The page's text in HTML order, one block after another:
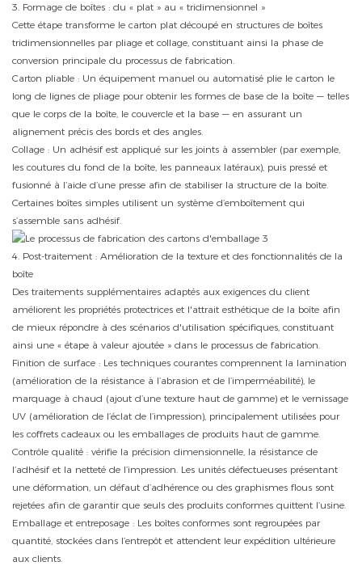
3. Formage de boîtes : du « plat » au « tridimensionnel »
Cette étape transforme le carton plat découpé en structures de boîtes
tridimensionnelles par pliage et collage, constituant ainsi la phase de
conversion principale du processus de fabrication.
Carton pliable : Un équipement manuel ou automatisé plie le carton le
long de lignes de pliage pour obtenir les formes de base de la boîte — telles
que le corps de la boîte, le couvercle et la base — en assurant un
alignement précis des bords et des angles.
Collage : Un adhésif est appliqué sur les joints à assembler (par exemple,
les coutures du fond de la boîte, les panneaux latéraux), puis pressé et
fusionné à l’aide d’une presse afin de stabiliser la structure de la boîte.
Certaines boîtes simples utilisent un système d’emboîtement qui
s’assemble sans adhésif.
4. Post-traitement : Amélioration de la texture et des fonctionnalités de la
boîte
Des traitements supplémentaires adaptés aux exigences du client
améliorent les propriétés protectrices et l'attrait esthétique de la boîte afin
de mieux répondre à des scénarios d'utilisation spécifiques, constituant
ainsi une « étape à valeur ajoutée » dans le processus de fabrication.
Finition de surface : Les techniques courantes comprennent la lamination
(amélioration de la résistance à l’abrasion et de l’imperméabilité), le
marquage à chaud (ajout d’une texture haut de gamme) et le vernissage
UV (amélioration de l’éclat de l’impression), principalement utilisées pour
les coffrets cadeaux ou les emballages de produits haut de gamme.
Contrôle qualité : vérifie la précision dimensionnelle, la résistance de
l’adhésif et la netteté de l’impression. Les unités défectueuses présentant
une déformation, un défaut d’adhérence ou des graphismes flous sont
rejetées afin de garantir que seuls des produits conformes quittent l’usine.
Emballage et entreposage : Les boîtes conformes sont regroupées par
quantité, stockées dans l’entrepôt et attendent leur expédition ultérieure
aux clients.